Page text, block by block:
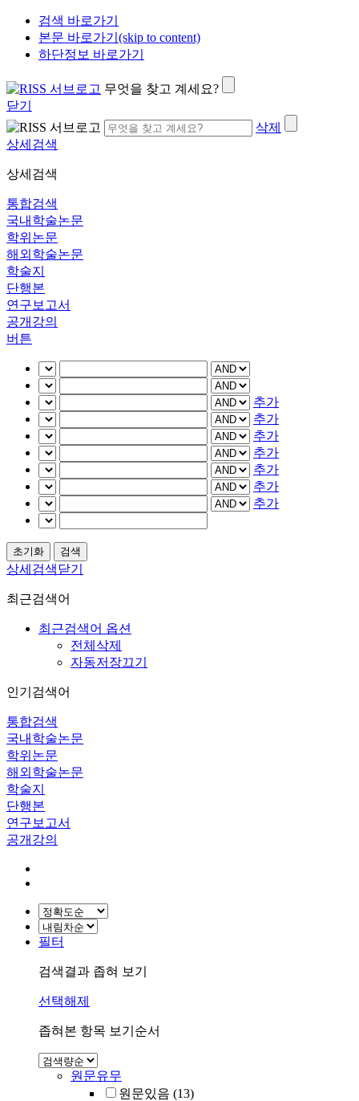
검색 바로가기
본문 바로가기(skip to content)
하단정보 바로가기
무엇을 찾고 계세요?
닫기
삭제
상세검색
상세검색
통합검색
국내학술논문
학위논문
해외학술논문
학술지
단행본
연구보고서
공개강의
버튼
추가
추가
추가
추가
추가
추가
추가
상세검색닫기
최근검색어
최근검색어 옵션
전체삭제
자동저장끄기
인기검색어
통합검색
국내학술논문
학위논문
해외학술논문
학술지
단행본
연구보고서
공개강의
필터
검색결과 좁혀 보기
선택해제
좁혀본 항목 보기순서
원문유무
원문있음 (13)